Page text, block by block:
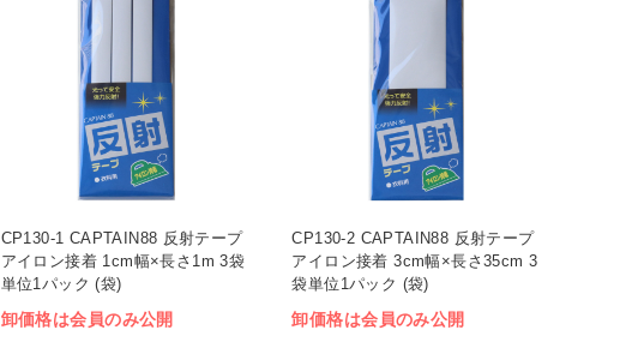
CP130-1 CAPTAIN88 反射テープ
アイロン接着 1cm幅×長さ1m 3袋
単位1パック (袋)
卸価格は会員のみ公開
CP130-2 CAPTAIN88 反射テープ
アイロン接着 3cm幅×長さ35cm 3
袋単位1パック (袋)
卸価格は会員のみ公開